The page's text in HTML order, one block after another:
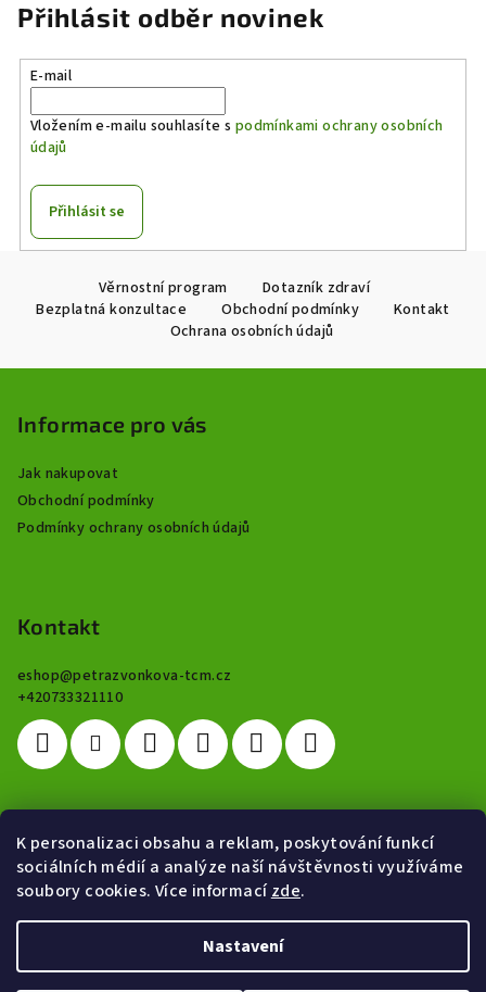
K personalizaci obsahu a reklam, poskytování funkcí
sociálních médií a analýze naší návštěvnosti využíváme
soubory cookies. Více informacízde.
Nastavení
Přihlásit odběr novinek
E-mail
Vložením e-mailu souhlasíte s podmínkami ochrany osobních
údajů
Přihlásit se
Věrnostní program
Dotazník zdraví
Bezplatná konzultace
Obchodní podmínky
Kontakt
Ochrana osobních údajů
Informace pro vás
Jak nakupovat
Obchodní podmínky
Podmínky ochrany osobních údajů
Kontakt
eshop@petrazvonkova-tcm.cz
+420733321110
Hodnocení
NORMOMASS - hubnutí, redukce váhy
Hodnocení produktu je 5 z 5 hvězdiček.
| Marcela Hatašová